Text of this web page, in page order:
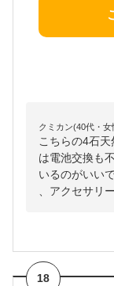
クミカン(40代・女
こちらの4石
は電池交換も
いるのがいい
、アクセサリ
18